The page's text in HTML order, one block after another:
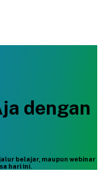
dengan
belajar, maupun webinar
hari ini.